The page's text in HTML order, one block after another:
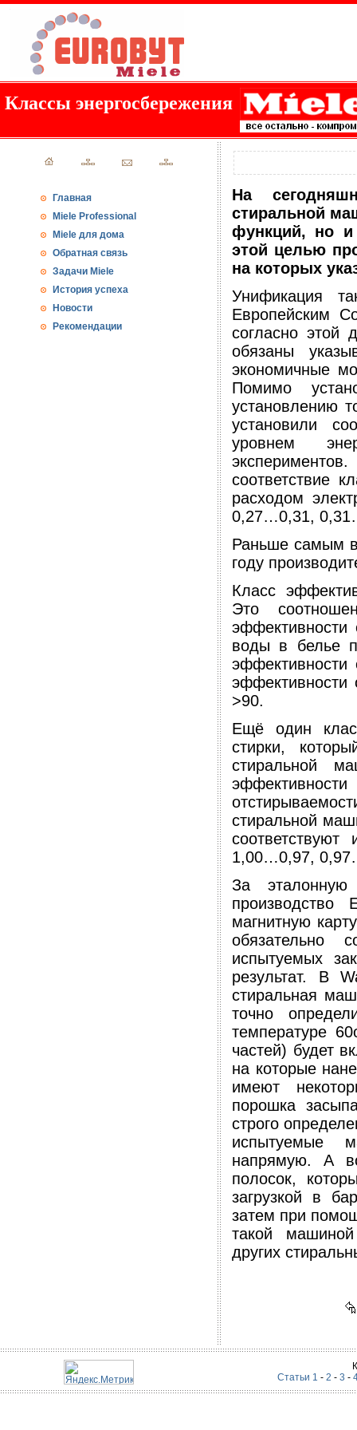
Классы энергосбережения
Главная
Miele Professional
Miele для дома
Обратная связь
Задачи Miele
История успеха
Новости
Рекомендации
На
стиральной
функций, но и
этой целью
на которых
Унификация
Европейским
согласно этой
обязаны
экономичные
Помимо
установлению
установили
уровнем
соответствие
расходом
0,27…0,31,
Раньше самым
году
Класс
Это
воды в белье
>90.
Ещё один
стирки,
стиральной
стиральной
1,00…0,97,
За эталонную
магнитную
обязательно
испытуемых
результат. В
стиральная
точно
температуре
частей) будет
на которые
имеют
порошка
строго
испытуемые
напрямую. А
полосок,
загрузкой в
затем при
такой
других
Статьи 1 - 2 - 3 -